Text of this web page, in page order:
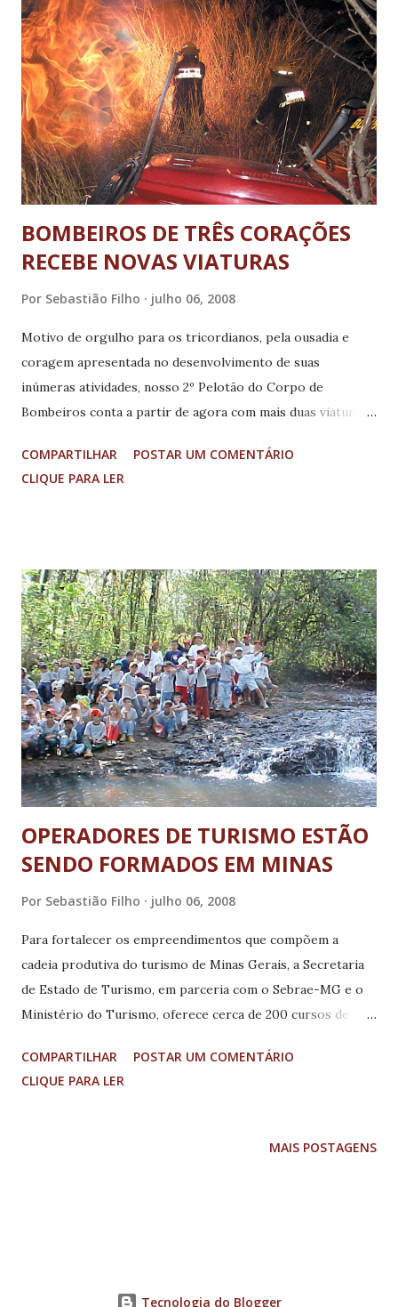
capotou em uma curva na altura do KM-363, sentido Betim-
Juatuba. O motorista do veículo morreu no local e quatro
passageiros foram socorridos e encaminhados ao Hospital
Regional da cidade.
BOMBEIROS DE TRÊS CORAÇÕES
RECEBE NOVAS VIATURAS
Por Sebastião Filho julho 06, 2008
Motivo de orgulho para os tricordianos, pela ousadia e
coragem apresentada no desenvolvimento de suas
inúmeras atividades, nosso 2º Pelotão do Corpo de
Bombeiros conta a partir de agora com mais duas viaturas.
irá colaborar nos trabalhar com cargas pesadas e nocivas
ao meio ambiente. O outro veículo é o caminhão ASP (Auto
para casos de incêndio e limpeza. Ambas as viaturas são
fruto de um convênio estabelecido entre o Governo
Estadual e o Banco Interamericano de Desenvolvimento
(BID), tendo como objetivo promover um melhor
atendimento da BR 381, Rodovia Fernão Dias, trecho
Betim/São Paulo. A unidade conta hoje com os préstimos
de 37 bombeiros, estendendo seu atendimento a outras
cidades da região como Cambuquira, Campanha,
Monsenhor Paulo, São Gonçalo do Sapuca...
COMPARTILHAR
POSTAR UM COMENTÁRIO
CLIQUE PARA LER
OPERADORES DE TURISMO ESTÃO
SENDO FORMADOS EM MINAS
Por Sebastião Filho julho 06, 2008
Para fortalecer os empreendimentos que compõem a
cadeia produtiva do turismo de Minas Gerais, a Secretaria
de Estado de Turismo, em parceria com o Sebrae-MG e o
Ministério do Turismo, oferece cerca de 200 cursos de
segmento. Os cursos, que iniciaram no primeiro semestre
de 2008, serão realizados em mais de 60 cidades do Estado,
COMPARTILHAR
POSTAR UM COMENTÁRIO
CLIQUE PARA LER
MAIS POSTAGENS
Tecnologia do Blogger